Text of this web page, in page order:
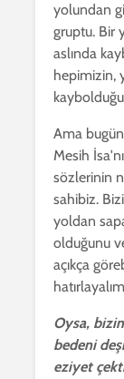
yolundan
gruptu. Bir
aslında
hepimizin,
Ama
Mesih
sözlerinin
sahibiz.
yoldan
olduğunu
açıkça
Oysa,
bedeni
eziyet